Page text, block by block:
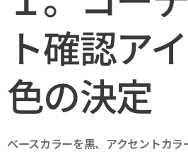
ト確認ア
色の決定
ベースカラーを黒、アクセントカ